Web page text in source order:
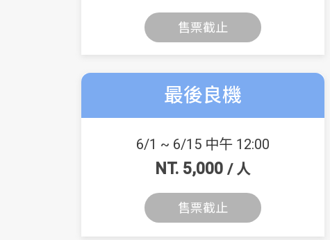
售票截止
最後良機
6/1 ~ 6/15 中午 12:00
NT. 5,000 / 人
售票截止